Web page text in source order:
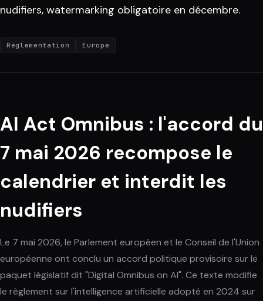
nudifiers, watermarking obligatoire en décembre.
Réglementation Europe
AI Act Omnibus : l'accord du
7 mai 2026 recompose le
calendrier et interdit les
nudifiers
Le 7 mai 2026, le Parlement européen et le Conseil de l'Union
européenne ont conclu un accord politique provisoire sur le
paquet législatif dit "Digital Omnibus on AI". Ce texte modifie
le règlement sur l'intelligence artificielle adopté en 2024 sur